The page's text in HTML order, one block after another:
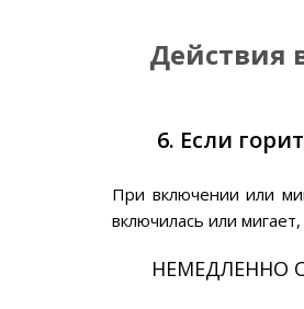
Действия
6. Если
При включении или
включилась или
НЕМЕДЛЕННО